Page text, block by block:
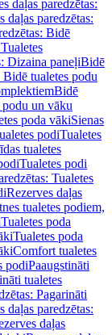
daļas paredzētas:
daļas paredzētas:
Bidē
Dizaina paneļiBidē
Bidē tualetes podu
Bidē
un vāku
poda vākiSienas
podiTualetes
tualetes
Tualetes podi
Tualetes
Rezerves daļas
tualetes podiem,
Tualetes poda
Tualetes poda
Comfort tualetes
podiPaaugstināti
tualetes
Pagarināti
daļas paredzētas:
daļas